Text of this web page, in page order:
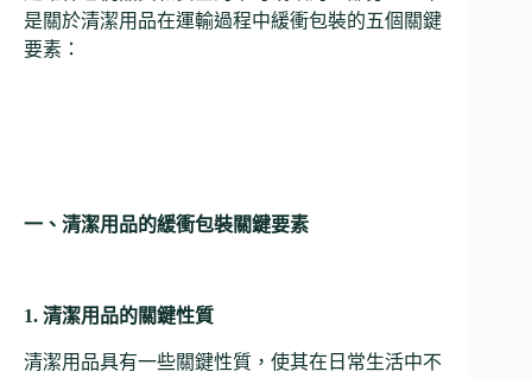
是關於清潔用品在運輸過程中緩衝包裝的五個關鍵
要素：
一、清潔用品的緩衝包裝關鍵要素
1. 清潔用品的關鍵性質
清潔用品具有一些關鍵性質，使其在日常生活中不